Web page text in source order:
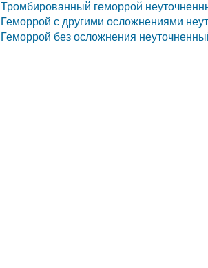
Тромбированный геморрой
Геморрой с другими осложнениями
Геморрой без осложнения